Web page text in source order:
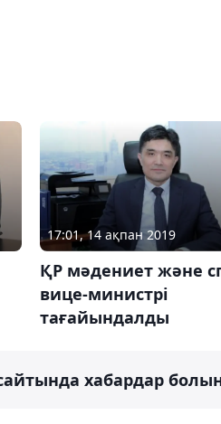
17:01, 14 ақпан 2019
ҚР мәдениет және
вице-министрі
тағайындалды
хабардар